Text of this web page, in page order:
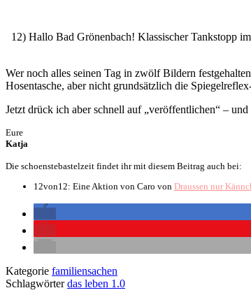
12) Hallo Bad Grönenbach! Klassischer Tankstopp
Wer noch alles seinen Tag in zwölf Bildern
Hosentasche, aber nicht grundsätzlich die
Jetzt drück ich aber schnell auf „veröffentlichen“ –
Eure
Katja
Die schoenstebastelzeit findet ihr mit diesem Beitrag auch bei:
12von12: Eine Aktion von Caro von Draussen nur
Kategorie familiensachen
Schlagwörterdas leben 1.0